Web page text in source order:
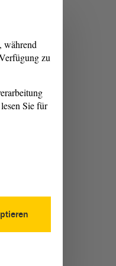
während
zu
Sie für